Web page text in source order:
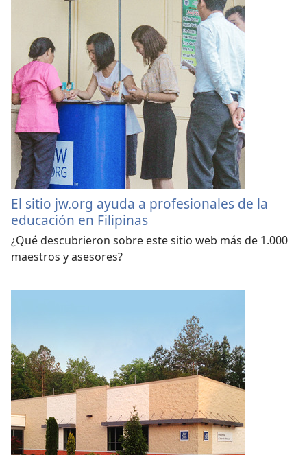
El sitio jw.org ayuda a profesionales de la
educación en Filipinas
¿Qué descubrieron sobre este sitio web más de 1.000
maestros y asesores?